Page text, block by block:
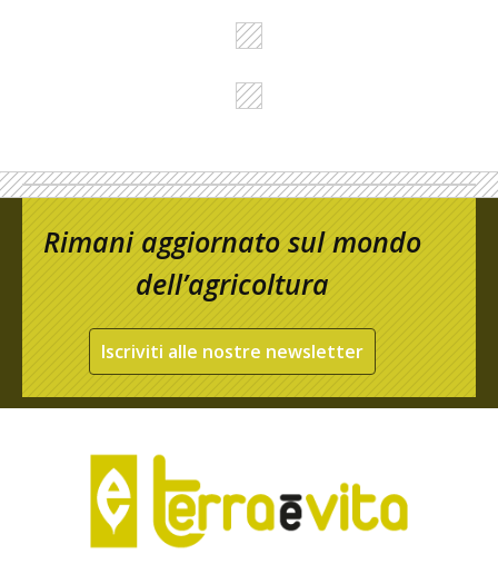
Rimani aggiornato sul mondo
dell’agricoltura
Iscriviti alle nostre newsletter